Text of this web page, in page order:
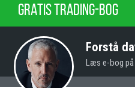
GRATIS TRADING-BOG
Forstå
Læs e-bog